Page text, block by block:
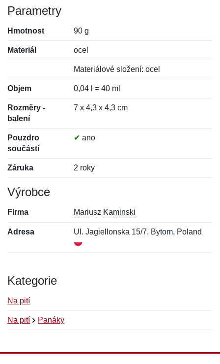
Parametry
Hmotnost 90 g
Materiál ocel
Materiálové složení: ocel
Objem 0,04 l = 40 ml
Rozměry -
balení
7 x 4,3 x 4,3 cm
Pouzdro
součástí
✔ ano
Záruka 2 roky
Výrobce
Firma Mariusz Kaminski
Adresa Ul. Jagiellonska 15/7, Bytom, Poland
Kategorie
Na pití
Na pití Panáky